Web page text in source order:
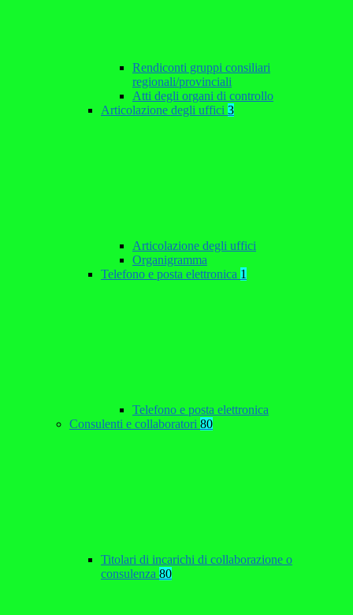
Rendiconti gruppi consiliari
regionali/provinciali
Atti degli organi di controllo
Articolazione degli uffici 3
Articolazione degli uffici
Organigramma
Telefono e posta elettronica 1
Telefono e posta elettronica
Consulenti e collaboratori 80
Titolari di incarichi di collaborazione o
consulenza 80